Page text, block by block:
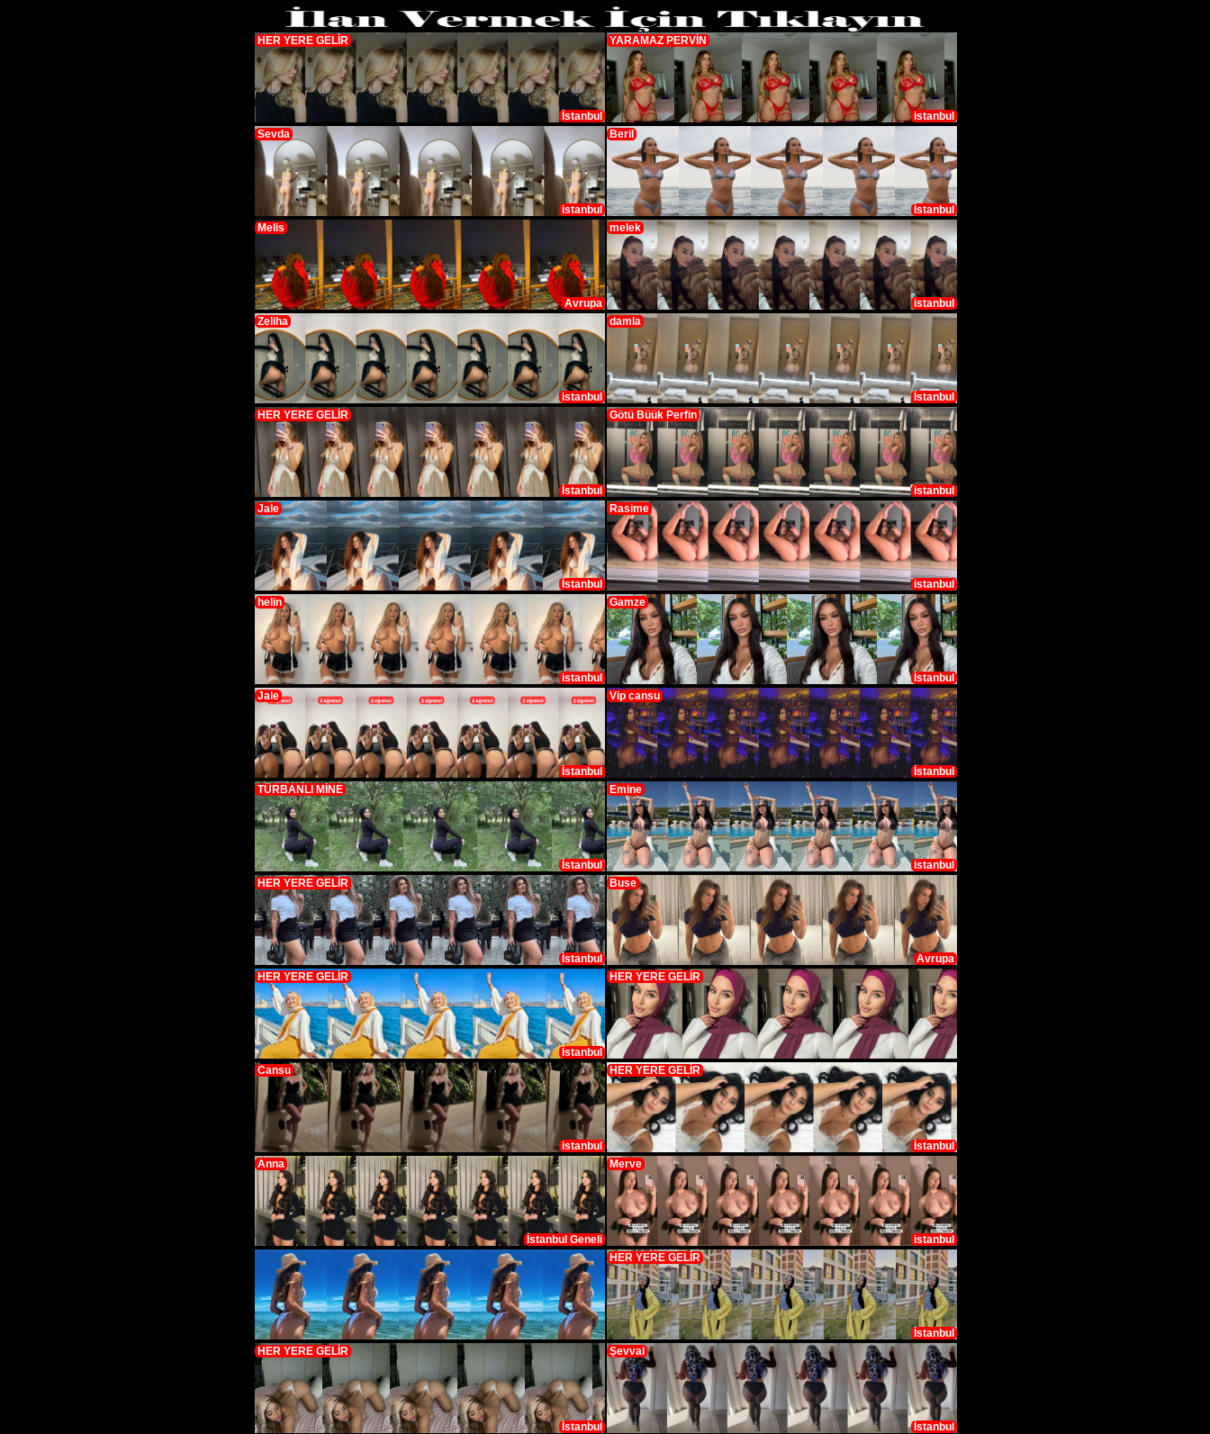
HER YERE GELİR
İstanbul
YARAMAZ PERVİN
istanbul
Sevda
istanbul
Beril
İstanbul
Melis
Avrupa
melek
istanbul
Zeliha
istanbul
damla
İstanbul
HER YERE GELİR
İstanbul
Götü Büük Perfin
istanbul
Jale
İstanbul
Rasime
istanbul
helin
istanbul
Gamze
İstanbul
Jale
İstanbul
Vip cansu
İstanbul
TÜRBANLI MİNE
İstanbul
Emine
istanbul
HER YERE GELİR
İstanbul
Buse
Avrupa
HER YERE GELİR
İstanbul
HER YERE GELİR
Cansu
istanbul
HER YERE GELİR
İstanbul
Anna
İstanbul Geneli
Merve
istanbul
HER YERE GELİR
İstanbul
HER YERE GELİR
İstanbul
Şevval
İstanbul